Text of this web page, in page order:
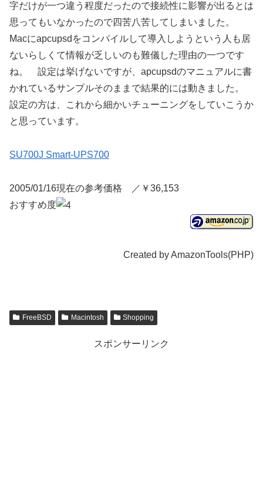
字だけが一つ違う程度だったので接続性に影響が出るとは
思ってもいなかったので四苦八苦してしまいました。
Macにapcupsdをコンパイルして導入しようという人も居
ないらしくて情報が乏しいのも難儀した理由の一つです
ね。 設定は挙げないですが、apcupsdのマニュアルに書
かれているサンプルそのままで結果的には動きました。
設定の方は、これから細かいチューニングをしていこうか
と思っています。
SU700J Smart-UPS700
2005/01/16現在の参考価格 ／￥36,153
おすすめ度
Created by AmazonTools(PHP)
FreeBSD Macintosh Shopping
スポンサーリンク